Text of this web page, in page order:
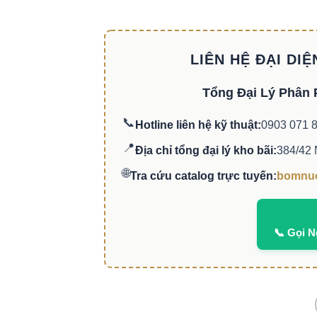
LIÊN HỆ ĐẠI
Tổng Đại Lý Phân
📞 Hotline liên hệ kỹ thuật:0903 071
📍Địa chỉ tổng đại lý kho bãi:384/42
🌐Tra cứu catalog trực tuyến:
📞 Gọi